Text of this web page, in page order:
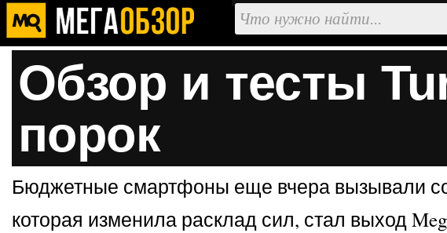
Обзор и тесты
порок
Бюджетные смартфоны еще вчера вызывали
которая изменила расклад сил, стал выход